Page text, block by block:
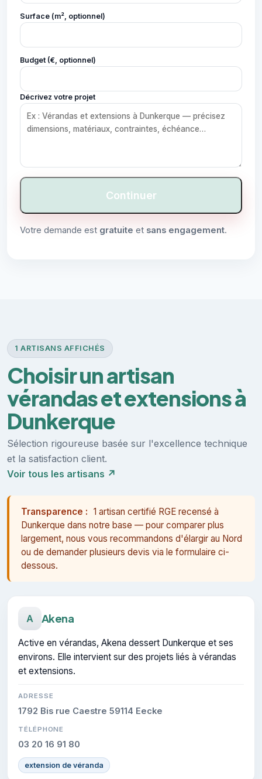
Surface (m², optionnel)
Budget (€, optionnel)
Décrivez votre projet
Continuer
Votre demande est gratuite et sans engagement.
1 ARTISANS AFFICHÉS
Choisir un artisan
vérandas et extensions à
Dunkerque
Sélection rigoureuse basée sur l'excellence technique
et la satisfaction client.
Voir tous les artisans ↗
Transparence : 1 artisan certifié RGE recensé à
Dunkerque dans notre base — pour comparer plus
largement, nous vous recommandons d'élargir au Nord
ou de demander plusieurs devis via le formulaire ci-
dessous.
A Akena
Active en vérandas, Akena dessert Dunkerque et ses
environs. Elle intervient sur des projets liés à vérandas
et extensions.
ADRESSE
1792 Bis rue Caestre 59114 Eecke
TÉLÉPHONE
03 20 16 91 80
extension de véranda